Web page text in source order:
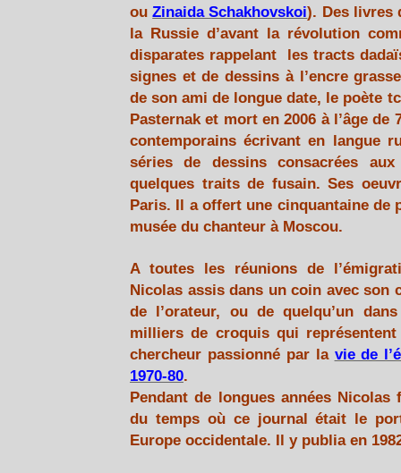
ouZinaida Schakhovskoi). Des livres
la Russie d’avant la révolution
disparates rappelant
les tracts
signes et de dessins à l’encre
de son ami de longue date, le poète
Pasternak et mort en 2006 à l’âge
contemporains écrivant en langue
séries de dessins consacrées
quelques traits de fusain. Ses
Paris. Il a offert une cinquantaine
musée du chanteur à Moscou.
A toutes les réunions de
Nicolas assis dans un coin avec
de l’orateur, ou de quelqu’un
milliers de croquis qui
chercheur passionné par la vie de
1970-80.
Pendant de longues années
du temps où ce journal était le
Europe occidentale. Il y publia en